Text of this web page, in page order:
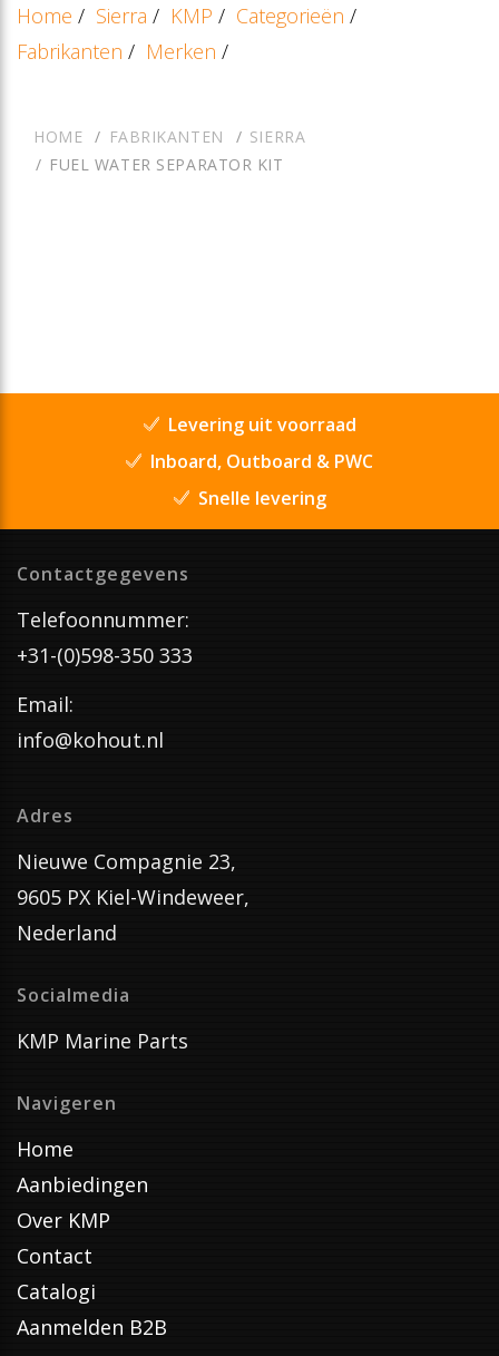
Home / Sierra / KMP / Categorieën /
Fabrikanten / Merken /
HOME FABRIKANTEN
SIERRA
FUEL WATER SEPARATOR KIT
Levering uit voorraad
Inboard, Outboard & PWC
Snelle levering
Contactgegevens
Telefoonnummer:
+31-(0)598-350 333
Email:
info@kohout.nl
Adres
Nieuwe Compagnie 23,
9605 PX Kiel-Windeweer,
Nederland
Socialmedia
KMP Marine Parts
Navigeren
Home
Aanbiedingen
Over KMP
Contact
Catalogi
Aanmelden B2B